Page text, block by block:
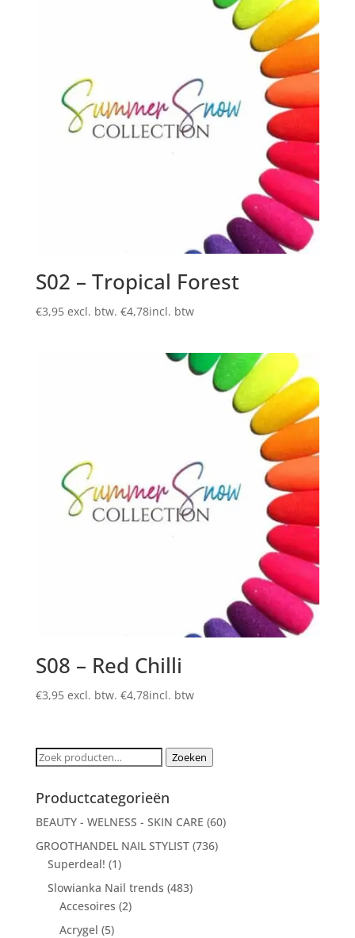
S02 – Tropical Forest
€3,95 excl. btw. €4,78incl. btw
S08 – Red Chilli
€3,95 excl. btw. €4,78incl. btw
Zoeken
Zoeken
Productcategorieën
BEAUTY - WELNESS - SKIN CARE (60)
GROOTHANDEL NAIL STYLIST (736)
Superdeal! (1)
Slowianka Nail trends (483)
Accesoires (2)
Acrygel (5)